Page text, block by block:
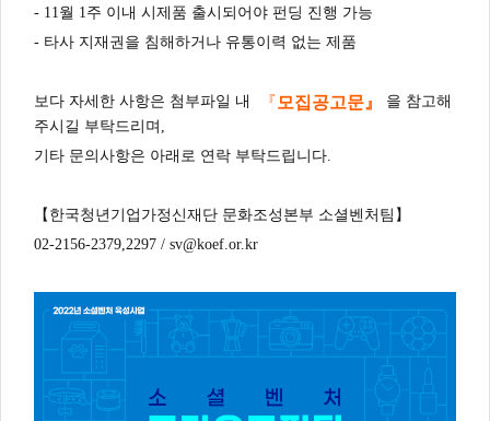
- 11 월 1 주 이내 시제품 출시되어야 펀딩 진행 가능
- 타사 지재권을 침해하거나 유통이력 없는 제품
보다 자세한 사항은 첨부파일 내 『모집공고문』
을 참고해
주시길 부탁드리며
기타 문의사항은 아래로 연락 부탁드립니다
【한국청년기업가정신재단 문화조성본부 소셜벤처팀】
02-2156-2379,2297 / sv@koef.or.kr